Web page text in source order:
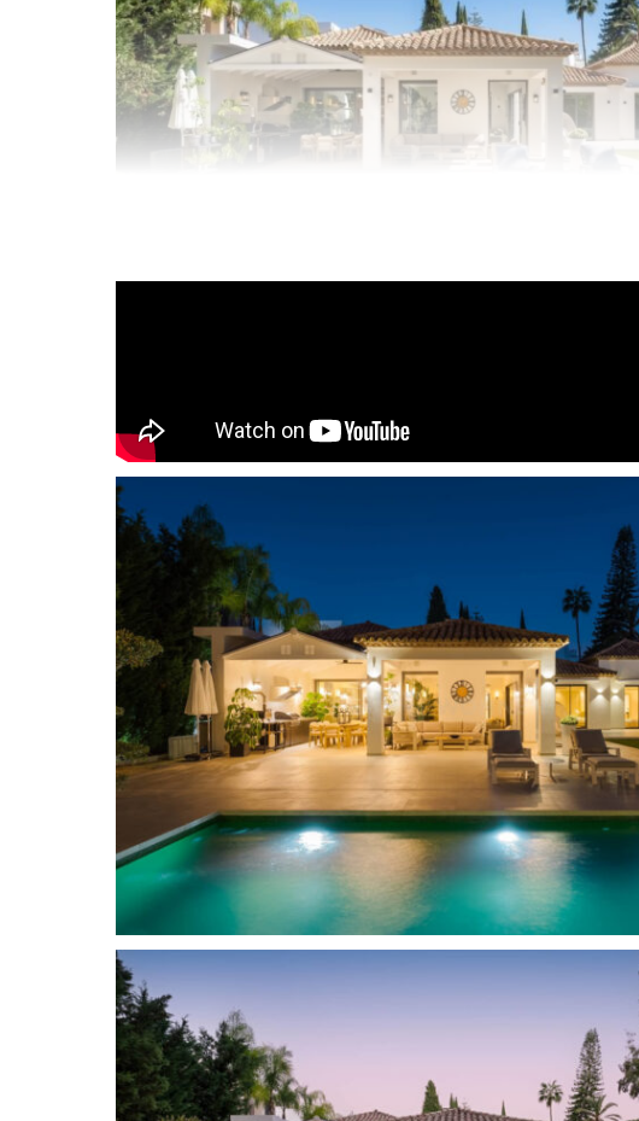
Das Haus ist so gestaltet, dass jeder Raum
gelegen, ist die Villa von einigen der bekanntesten
umgeben, darunter Los Naranjos, Las Brisas und der Aloha
Gegend besticht durch ihre malerische Schönheit, ihr
und die Nähe zu erstklassigen Annehmlichkeiten. Nur 10
exklusiven Resort Puente Romano mit Restaurants wie
Coya entfernt, bietet sie einen Lebensstil, der Ruhe und
Die Südwestausrichtung der Villa sorgt den ganzen Tag
Licht und wunderschöne Sonnenuntergänge über dem
kreisförmige Auffahrt mit Platz für 10 Autos führt zum
unterstreicht die Eleganz des Anwesens. Das Erdgeschoss
einem geräumigen Eingangsbereich, der in den hellen
moderne, offene Küche übergeht. Von hier aus gelangen
Essbereiche mit beeindruckenden Gewölbedecken. Drei
mit eigenem Bad befinden sich auf dieser Ebene. Jedes
über große Fenster, die den Innenraum mit den Terrassen
weitläufigen Garten verbinden. Das Untergeschoss ist für
Unterhaltung konzipiert. Zwei weitere Schlafzimmer
und Privatsphäre. Ein stilvolles Spielzimmer mit Lounge-
Billardtisch dient als geselliger Treffpunkt, während eine
Waschküche den Alltag erleichtert. Natürliche Materialien,
elegante Fliesenarbeiten schaffen eine warme und
die die moderne Ästhetik der Villa perfekt ergänzt.